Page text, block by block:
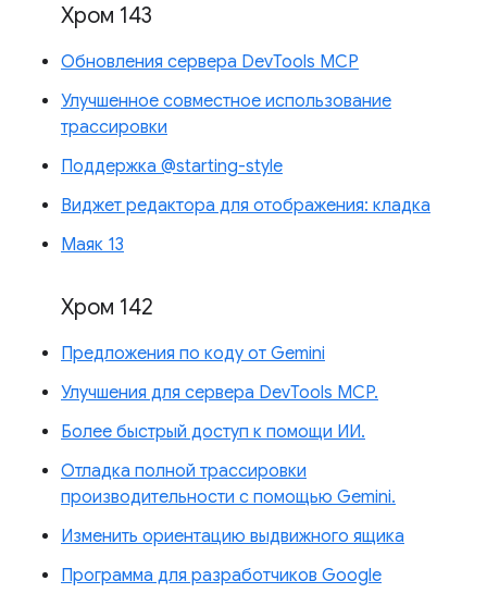
Хром 143
Обновления сервера DevTools MCP
Улучшенное совместное использование
трассировки
Поддержка @starting-style
Виджет редактора для отображения: кладка
Маяк 13
Хром 142
Предложения по коду от Gemini
Улучшения для сервера DevTools MCP.
Более быстрый доступ к помощи ИИ.
Отладка полной трассировки
производительности с помощью Gemini.
Изменить ориентацию выдвижного ящика
Программа для разработчиков Google